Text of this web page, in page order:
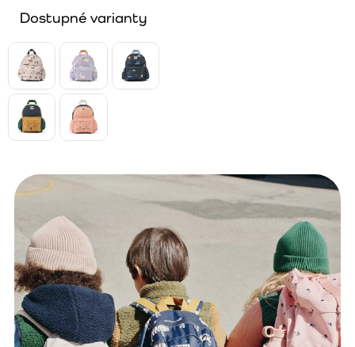
Dostupné varianty